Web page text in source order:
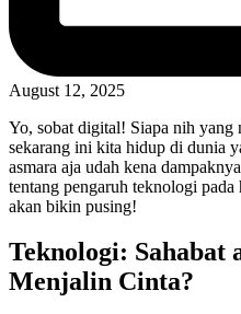
August 12, 2025
Yo, sobat digital! Siapa nih yang
sekarang ini kita hidup di dunia
asmara aja udah kena
tentang pengaruh teknologi
akan bikin pusing!
Teknologi: Sahabat
Menjalin Cinta?